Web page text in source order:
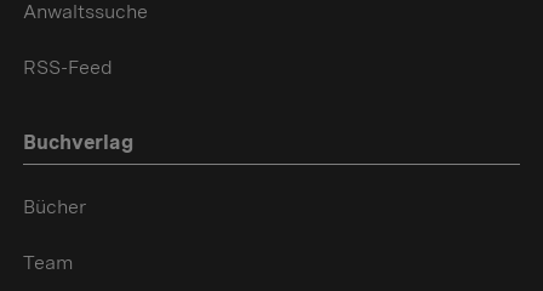
Anwaltssuche
RSS-Feed
Buchverlag
Bücher
Team